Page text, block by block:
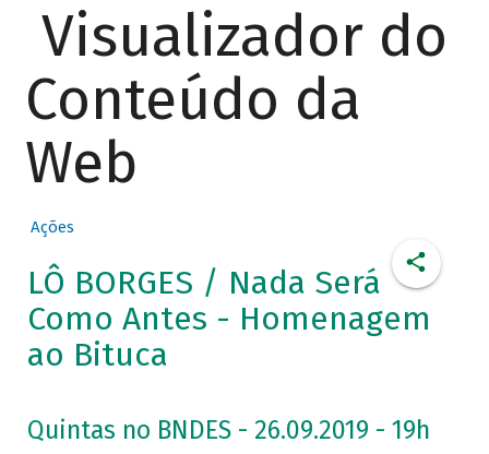
Visualizador do
Conteúdo da
Web
Ações
LÔ BORGES / Nada Será
Como Antes - Homenagem
ao Bituca
Quintas no BNDES - 26.09.2019 - 19h